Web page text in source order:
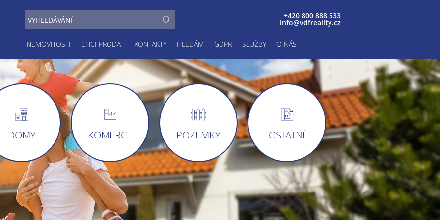
NEMOVITOSTI CHCI PRODAT KONTAKTY HLEDÁM GDPR SLUŽBY O NÁS
+420 800 888 533
info@vdfreality.cz
DOMY KOMERCE POZEMKY OSTATNÍ